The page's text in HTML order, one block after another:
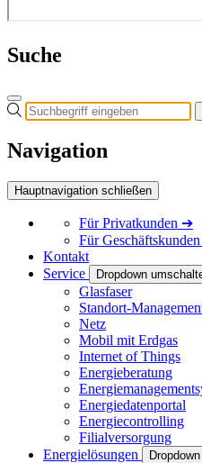
Suche
Navigation
Hauptnavigation schließen
FürPrivatkunden ➔
FürGeschäftskunden
Kontakt
Service
Dropdown
Glasfaser
Standort-
Netz
Mobil mit Erdgas
Internet of Things
Energieberatung
Energiedatenportal
Energiecontrolling
Filialversorgung
Energielösungen